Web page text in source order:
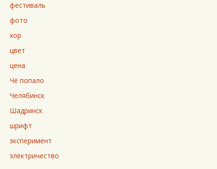
фестиваль
фото
хор
цвет
цена
Чё попало
Челябинск
Шадринск
шрифт
эксперимент
электричество